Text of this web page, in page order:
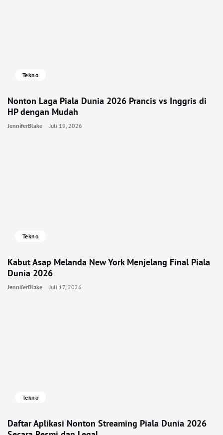
Tekno
Nonton Laga Piala Dunia 2026 Prancis vs Inggris di
HP dengan Mudah
JenniferBlake Juli 19, 2026
Tekno
Kabut Asap Melanda New York Menjelang Final Piala
Dunia 2026
JenniferBlake Juli 17, 2026
Tekno
Daftar Aplikasi Nonton Streaming Piala Dunia 2026